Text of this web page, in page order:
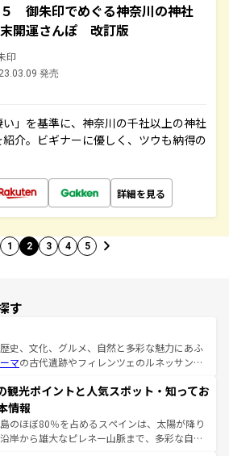
御朱印でめぐる神奈川の神社
開運さんぽ 改訂版
印
発売
い」を基準に、神奈川の千社以上の神社
介。ビギナーに優しく、ツウも納得の
詳細を見る
1 2 3 4 5
す
史、文化、グルメ、自然と多彩な魅力にあふ
マの古代遺跡やフィレンツェのルネッサンス
ーナの美しい田園風景やアマルフィ海岸の絶
景観も見逃せない。観光の合間には、本場の
など、絶品のイタリア料理を堪能することも
覚めてから夜眠るまで、すべての瞬間を楽し
観光ポイントと人気スポット・知ってお
情報
のほぼ80％を占めるスペインは、太陽が降り
岸から雄大なピレネー山脈まで、多彩な自然